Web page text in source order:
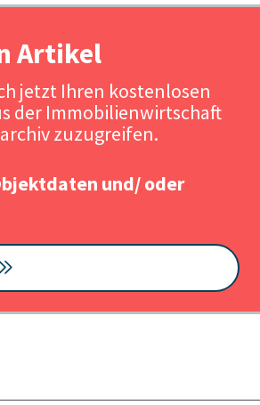
Artikel
jetzt Ihren kostenlosen
der Immobilienwirtschaft
zuzugreifen.
und/ oder